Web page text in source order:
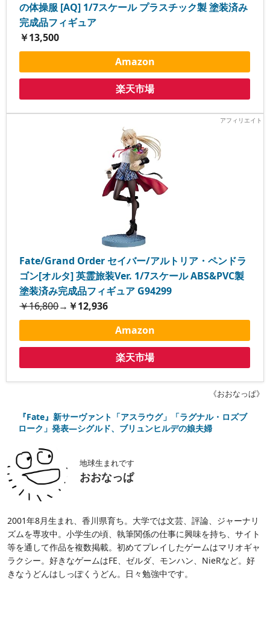
の体操服 [AQ] 1/7スケール プラスチック製 塗装済み
完成品フィギュア
￥13,500
Amazon
楽天市場
Fate/Grand Order セイバー/アルトリア・ペンドラ
ゴン[オルタ] 英霊旅装Ver. 1/7スケール ABS&PVC製
塗装済み完成品フィギュア G94299
￥16,800→ ￥12,936
Amazon
楽天市場
《おおなっぱ》
『Fate』新サーヴァント「アスラウグ」「ラグナル・ロズブ
ローク」発表―シグルド、ブリュンヒルデの娘夫婦
地球生まれです
おおなっぱ
2001年8月生まれ、香川県育ち。大学では文芸、評論、ジャーナリ
ズムを専攻中。小学生の頃、執筆関係の仕事に興味を持ち、サイト
等を通して作品を複数掲載。初めてプレイしたゲームはマリオギャ
ラクシー。好きなゲームはFE、ゼルダ、モンハン、NieRなど。好
きなうどんはしっぽくうどん。日々勉強中です。